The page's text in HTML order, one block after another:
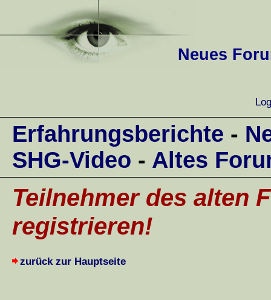
Neues
Erfahrungsberichte -
SHG-Video - Altes
Teilnehmer des alten
registrieren!
zurück zur Hauptseite